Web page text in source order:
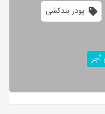
پودر بندکشی